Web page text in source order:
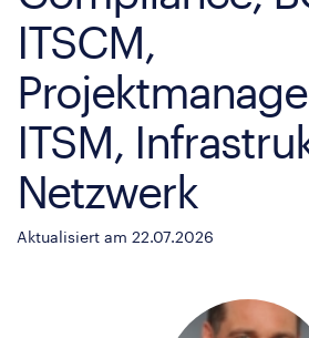
ITSCM,
ITSM,
Netzwerk
Aktualisiert am 22.07.2026